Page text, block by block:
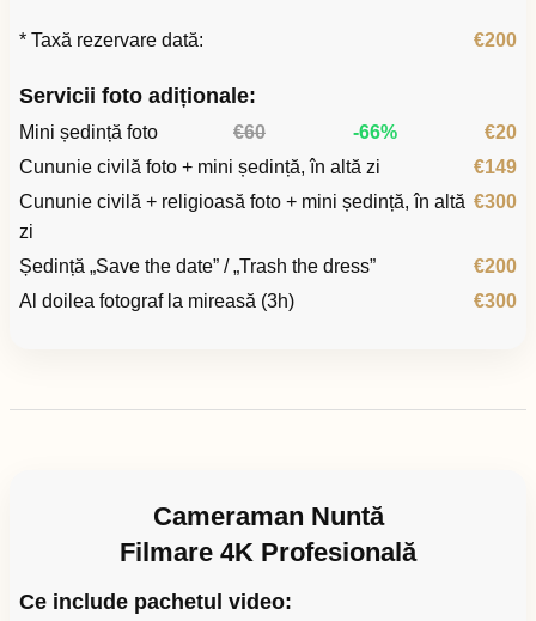
* Taxă rezervare dată: €200
Servicii foto adiționale:
Mini ședință foto €60 -66%
€20
Cununie civilă foto + mini ședință, în altă zi
€149
Cununie civilă + religioasă foto + mini ședință, în altă
zi
€300
Ședință „Save the date” / „Trash the dress”
€200
Al doilea fotograf la mireasă (3h)
€300
Cameraman Nuntă
Filmare 4K Profesională
Ce include pachetul video: